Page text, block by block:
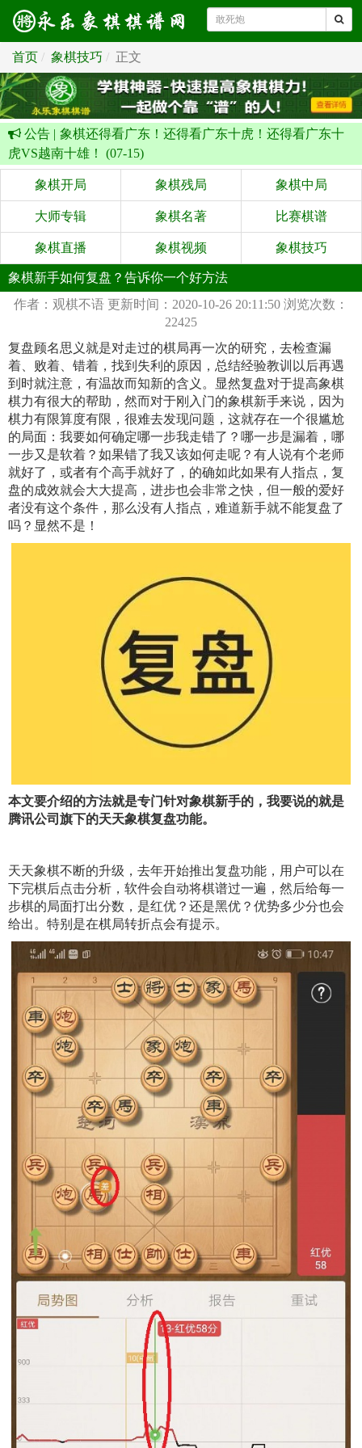
首页 象棋技巧 正文
公告 | 象棋还得看广东！还得看广东十虎！还得看广东十
虎VS越南十雄！ (07-15)
象棋开局 象棋残局 象棋中局
大师专辑 象棋名著 比赛棋谱
象棋直播 象棋视频 象棋技巧
象棋新手如何复盘？告诉你一个好方法
作者：观棋不语 更新时间：2020-10-26 20:11:50 浏览次数：
22425
复盘顾名思义就是对走过的棋局再一次的研究，去检查漏
着、败着、错着，找到失利的原因，总结经验教训以后再遇
到时就注意，有温故而知新的含义。显然复盘对于提高象棋
棋力有很大的帮助，然而对于刚入门的象棋新手来说，因为
棋力有限算度有限，很难去发现问题，这就存在一个很尴尬
的局面：我要如何确定哪一步我走错了？哪一步是漏着，哪
一步又是软着？如果错了我又该如何走呢？有人说有个老师
就好了，或者有个高手就好了，的确如此如果有人指点，复
盘的成效就会大大提高，进步也会非常之快，但一般的爱好
者没有这个条件，那么没有人指点，难道新手就不能复盘了
吗？显然不是！
本文要介绍的方法就是专门针对象棋新手的，我要说的就是
腾讯公司旗下的天天象棋复盘功能。
天天象棋不断的升级，去年开始推出复盘功能，用户可以在
下完棋后点击分析，软件会自动将棋谱过一遍，然后给每一
步棋的局面打出分数，是红优？还是黑优？优势多少分也会
给出。特别是在棋局转折点会有提示。